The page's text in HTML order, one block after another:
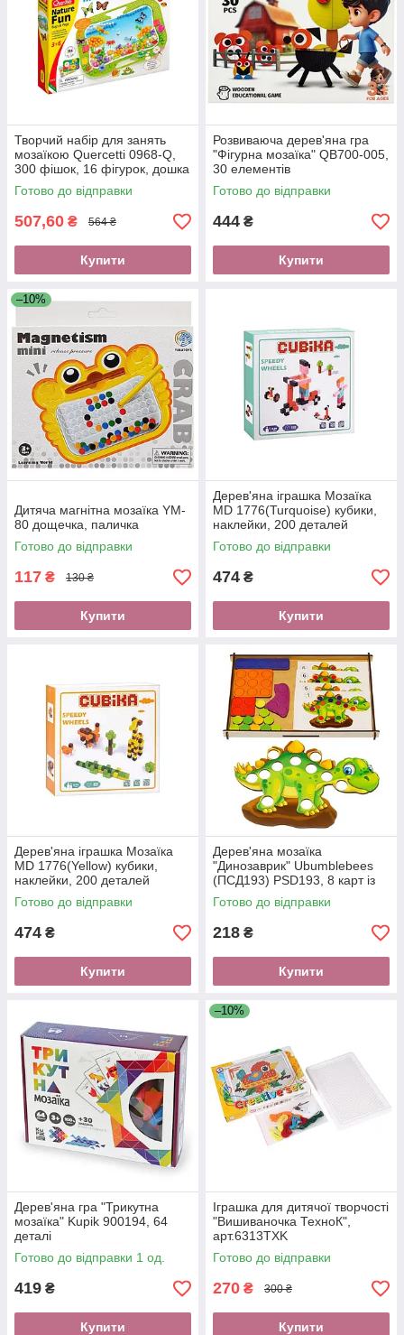
Творчий набір для занять
мозаїкою Quercetti 0968-Q,
300 фішок, 16 фігурок, дошка
Готово до відправки
507,60 ₴ 564 ₴
Купити
Розвиваюча дерев'яна гра
"Фігурна мозаїка" QB700-005,
30 елементів
Готово до відправки
444 ₴
Купити
–10%
Дитяча магнітна мозаїка YM-
80 дощечка, паличка
Готово до відправки
117 ₴ 130 ₴
Купити
Дерев'яна іграшка Мозаїка
MD 1776(Turquoise) кубики,
наклейки, 200 деталей
Готово до відправки
474 ₴
Купити
Дерев'яна іграшка Мозаїка
MD 1776(Yellow) кубики,
наклейки, 200 деталей
Готово до відправки
474 ₴
Купити
Дерев'яна мозаїка
"Динозаврик" Ubumblebees
(ПСД193) PSD193, 8 карт із
завданнями
Готово до відправки
218 ₴
Купити
Дерев'яна гра "Трикутна
мозаїка" Kupik 900194, 64
деталі
Готово до відправки 1 од.
419 ₴
Купити
–10%
Іграшка для дитячої творчості
"Вишиваночка ТехноК",
арт.6313TXK
Готово до відправки
270 ₴ 300 ₴
Купити